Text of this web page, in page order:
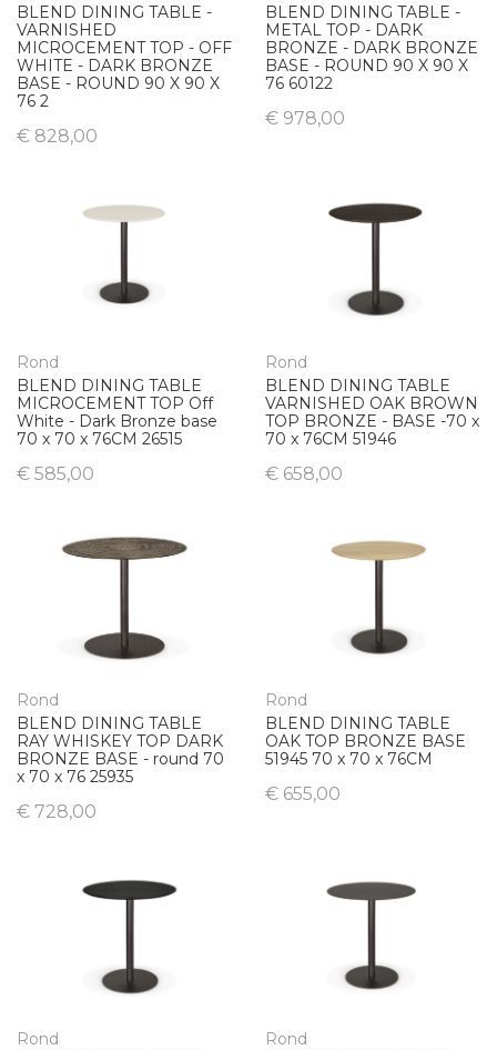
BLEND DINING TABLE -
VARNISHED
MICROCEMENT TOP - OFF
WHITE - DARK BRONZE
BASE - ROUND 90 X 90 X
76 2
€ 828,00
BLEND DINING TABLE -
METAL TOP - DARK
BRONZE - DARK BRONZE
BASE - ROUND 90 X 90 X
76 60122
€ 978,00
Rond
BLEND DINING TABLE
MICROCEMENT TOP Off
White - Dark Bronze base
70 x 70 x 76CM 26515
€ 585,00
Rond
BLEND DINING TABLE
VARNISHED OAK BROWN
TOP BRONZE - BASE -70 x
70 x 76CM 51946
€ 658,00
Rond
BLEND DINING TABLE
RAY WHISKEY TOP DARK
BRONZE BASE - round 70
x 70 x 76 25935
€ 728,00
Rond
BLEND DINING TABLE
OAK TOP BRONZE BASE
51945 70 x 70 x 76CM
€ 655,00
Rond
Rond